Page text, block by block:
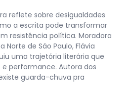
reflete sobre desigualdades
a escrita pode transformar
resistência política. Moradora
Norte de São Paulo, Flávia
uma trajetória literária que
performance. Autora dos
guarda-chuva pra